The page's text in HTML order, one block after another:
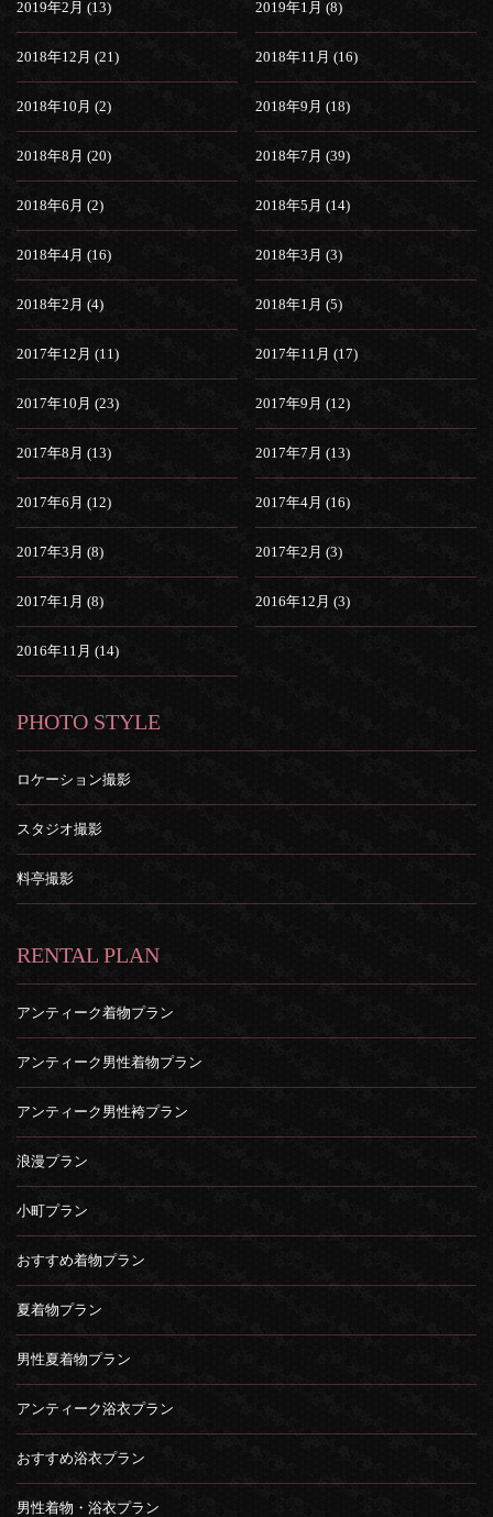
2019年2月 (13) 2019年1月 (8)
2018年12月 (21) 2018年11月 (16)
2018年10月 (2) 2018年9月 (18)
2018年8月 (20) 2018年7月 (39)
2018年6月 (2) 2018年5月 (14)
2018年4月 (16) 2018年3月 (3)
2018年2月 (4) 2018年1月 (5)
2017年12月 (11) 2017年11月 (17)
2017年10月 (23) 2017年9月 (12)
2017年8月 (13) 2017年7月 (13)
2017年6月 (12) 2017年4月 (16)
2017年3月 (8) 2017年2月 (3)
2017年1月 (8) 2016年12月 (3)
2016年11月 (14)
PHOTO STYLE
ロケーション撮影
スタジオ撮影
料亭撮影
RENTAL PLAN
アンティーク着物プラン
アンティーク男性着物プラン
アンティーク男性袴プラン
浪漫プラン
小町プラン
おすすめ着物プラン
夏着物プラン
男性夏着物プラン
アンティーク浴衣プラン
おすすめ浴衣プラン
男性着物・浴衣プラン